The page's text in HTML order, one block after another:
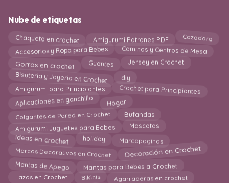
Nube de etiquetas
Chaqueta en crochet Amigurumi Patrones PDF Cazadora
Accesorios y Ropa para Bebes Caminos y Centros de Mesa
Gorros en crochet Guantes Jersey en Crochet
Bisuteria y Joyeria en Crochet diy
Amigurumi para Principiantes Crochet para Principiantes
Aplicaciones en ganchillo Hogar
Colgantes de Pared en Crochet Bufandas
Amigurumi Juguetes para Bebes Mascotas
Ideas en crochet holiday Marcapaginas
Marcos Decorativos en Crochet Decoración en Crochet
Mantas de Apego Mantas para Bebes a Crochet
Lazos en Crochet Bikinis Agarraderas en crochet